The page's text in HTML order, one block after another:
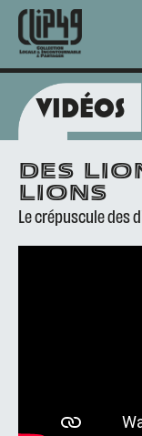
VIDÉOS
DES
LIONS
Le crépuscule des